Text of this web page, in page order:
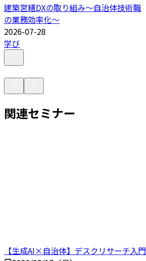
建築営繕DXの取り組み～自治体技術職
の業務効率化～
2026-07-28
学び
関連セミナー
【生成AI×自治体】デスクリサーチ入門